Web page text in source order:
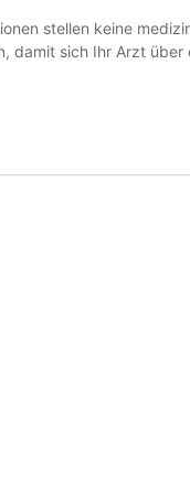
stellen keine
damit sich Ihr Arzt